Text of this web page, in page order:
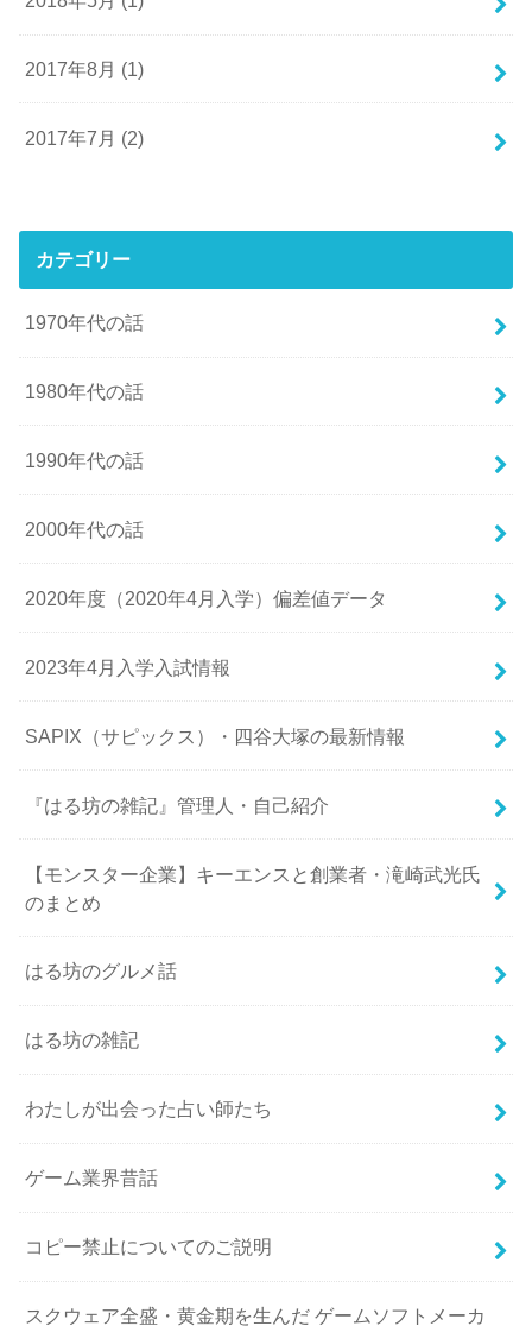
2017年8月 (1)
2017年7月 (2)
カテゴリー
1970年代の話
1980年代の話
1990年代の話
2000年代の話
2020年度（2020年4月入学）偏差値データ
2023年4月入学入試情報
SAPIX（サピックス）・四谷大塚の最新情報
『はる坊の雑記』管理人・自己紹介
【モンスター企業】キーエンスと創業者・滝崎武光氏
のまとめ
はる坊のグルメ話
はる坊の雑記
わたしが出会った占い師たち
ゲーム業界昔話
コピー禁止についてのご説明
スクウェア全盛・黄金期を生んだ ゲームソフトメーカ